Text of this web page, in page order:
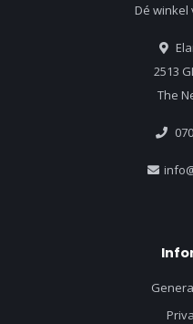
Dé winkel
2513
The